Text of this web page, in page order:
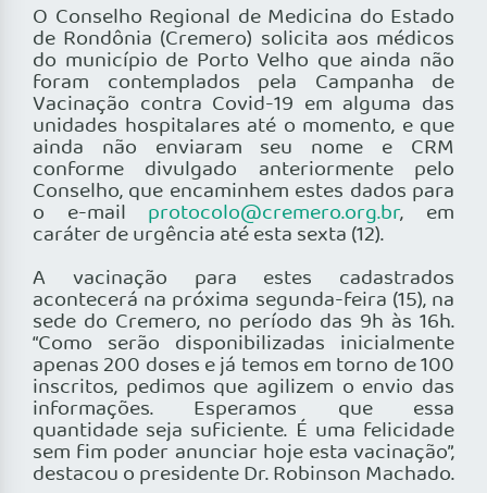
O Conselho Regional de Medicina do Estado
de Rondônia (Cremero) solicita aos médicos
do município de Porto Velho que ainda não
foram contemplados pela Campanha de
Vacinação contra Covid-19 em alguma das
unidades hospitalares até o momento, e que
ainda não enviaram seu nome e CRM
conforme divulgado anteriormente pelo
Conselho, que encaminhem estes dados para
o e-mail protocolo@cremero.org.br, em
caráter de urgência até esta sexta (12).
A vacinação para estes cadastrados
acontecerá na próxima segunda-feira (15), na
sede do Cremero, no período das 9h às 16h.
“Como serão disponibilizadas inicialmente
apenas 200 doses e já temos em torno de 100
inscritos, pedimos que agilizem o envio das
informações. Esperamos que essa
quantidade seja suficiente. É uma felicidade
sem fim poder anunciar hoje esta vacinação”,
destacou o presidente Dr. Robinson Machado.